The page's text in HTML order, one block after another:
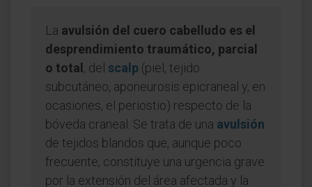
La avulsión del cuero cabelludo es el
desprendimiento traumático, parcial
o total , del scalp (piel, tejido
subcutáneo, aponeurosis epicraneal y, en
ocasiones, el periostio) respecto de la
bóveda craneal. Se trata de una avulsión
de tejidos blandos que, aunque poco
frecuente, constituye una urgencia grave
por la extensión del área afectada y la